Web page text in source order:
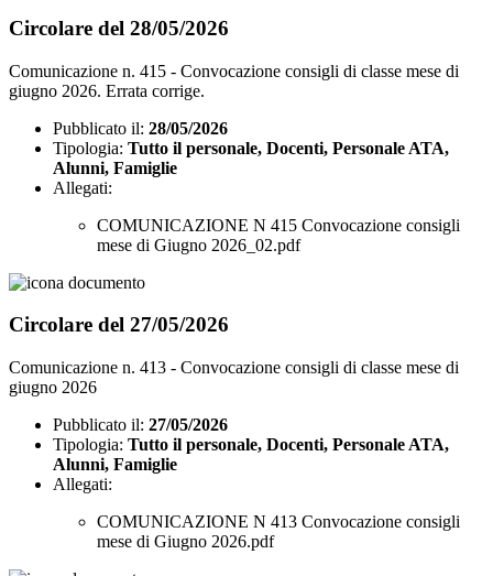
Circolare del 28/05/2026
Comunicazione n. 415 - Convocazione consigli di classe mese di
giugno 2026. Errata corrige.
Pubblicato il: 28/05/2026
Tipologia: Tutto il personale, Docenti, Personale ATA,
Alunni, Famiglie
Allegati:
COMUNICAZIONE N 415 Convocazione consigli
mese di Giugno 2026_02.pdf
Circolare del 27/05/2026
Comunicazione n. 413 - Convocazione consigli di classe mese di
giugno 2026
Pubblicato il: 27/05/2026
Tipologia: Tutto il personale, Docenti, Personale ATA,
Alunni, Famiglie
Allegati:
COMUNICAZIONE N 413 Convocazione consigli
mese di Giugno 2026.pdf